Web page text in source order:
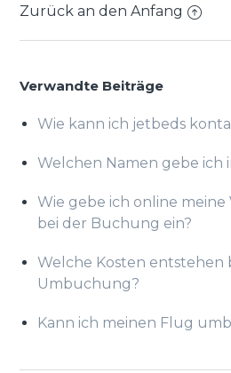
Zurück an den Anfang
Verwandte Beiträge
Wie kann ich jetbeds
Welchen Namen gebe ich
Wie gebe ich online
bei der Buchung ein?
Welche Kosten entstehen
Umbuchung?
Kann ich meinen Flug